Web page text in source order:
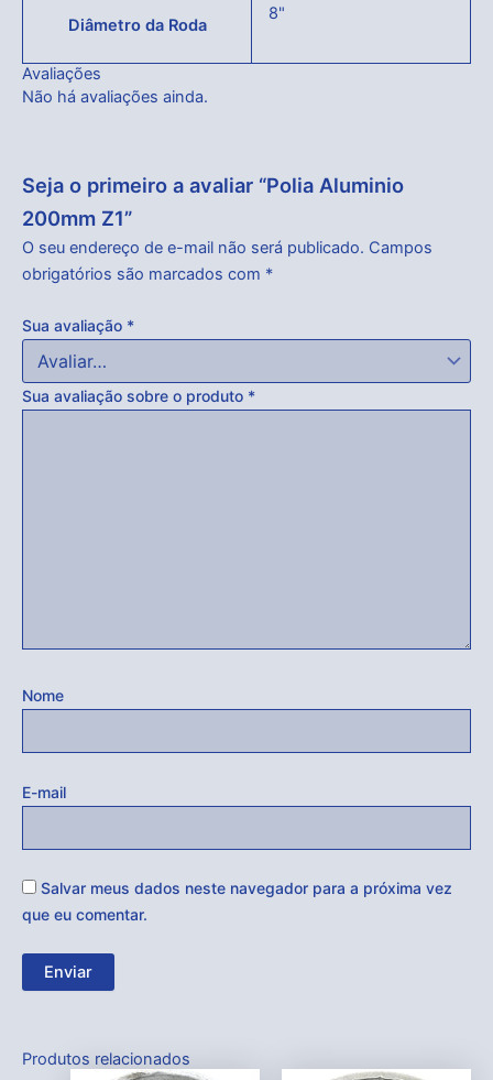
Diâmetro da Roda
8"
Avaliações
Não há avaliações ainda.
Seja o primeiro a avaliar “Polia Aluminio
200mm Z1”
O seu endereço de e-mail não será publicado. Campos
obrigatórios são marcados com *
Sua avaliação *
Sua avaliação sobre o produto *
Nome
E-mail
Salvar meus dados neste navegador para a próxima vez
que eu comentar.
Produtos relacionados